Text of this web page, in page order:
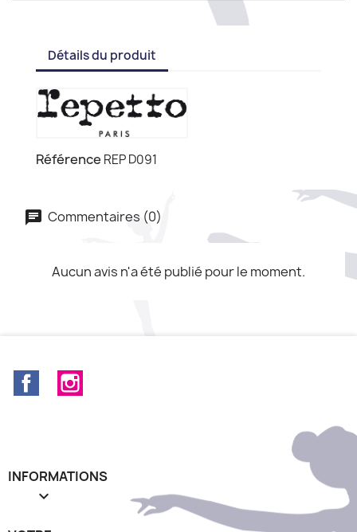
Détails du produit
Référence REP D091
Commentaires (0)
Aucun avis n'a été publié pour le moment.
Facebook
INFORMATIONS
